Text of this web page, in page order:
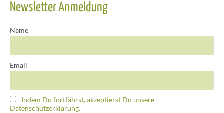
Newsletter Anmeldung
Name
Email
Indem Du fortfährst, akzeptierst Du unsere
Datenschutzerklärung.